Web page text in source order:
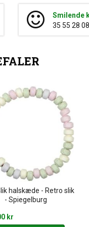
Smilende
35 55 28
halskæde - Retro slik
- Spiegelburg
kr